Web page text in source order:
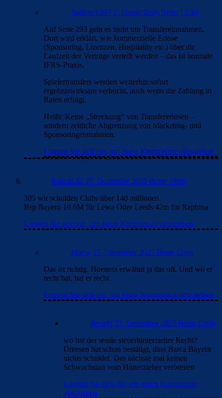
JustLup1337 2. Januar 2026 Beim 12:38
Auf Seite 293 geht es nicht um Transfereinnahmen.
Dort wird erklärt, wie kommerzielle Erlöse
(Sponsoring, Lizenzen, Hospitality etc.) über die
Laufzeit der Verträge verteilt werden – das ist normale
IFRS-Praxis.
Spielertransfers werden weiterhin sofort
ergebniswirksam verbucht, auch wenn die Zahlung in
Raten erfolgt.
Heißt: Keine „Streckung“ von Transfererlösen –
sondern zeitliche Abgrenzung von Marketing- und
Sponsoringeinnahmen.
Loggen Sie sich ein, um einen Kommentar abzugeben
Ronald.33 27. Dezember 2025 Beim 10:06
305 wir schulden Clubs über 140 millionen.
Bsp Bayern 10.6M für Lewa Oder Leeds 42m für Raphina
Loggen Sie sich ein, um einen Kommentar abzugeben
Marco 27. Dezember 2025 Beim 12:04
Das ist richtig. Hoeness erwähnt ja das oft. Und wo er
recht hat, hat er recht.
Loggen Sie sich ein, um einen Kommentar abzugeben
Berteki 27. Dezember 2025 Beim 13:06
wo hat der senile steuerhinterzieher Recht?
Dreesen hat schon bestätigt, dass Barca Bayern
nichts schuldet. Das nächste mal keinen
Schwachsinn vom Hinterzieher verbreiten
Loggen Sie sich ein, um einen Kommentar
abzugeben